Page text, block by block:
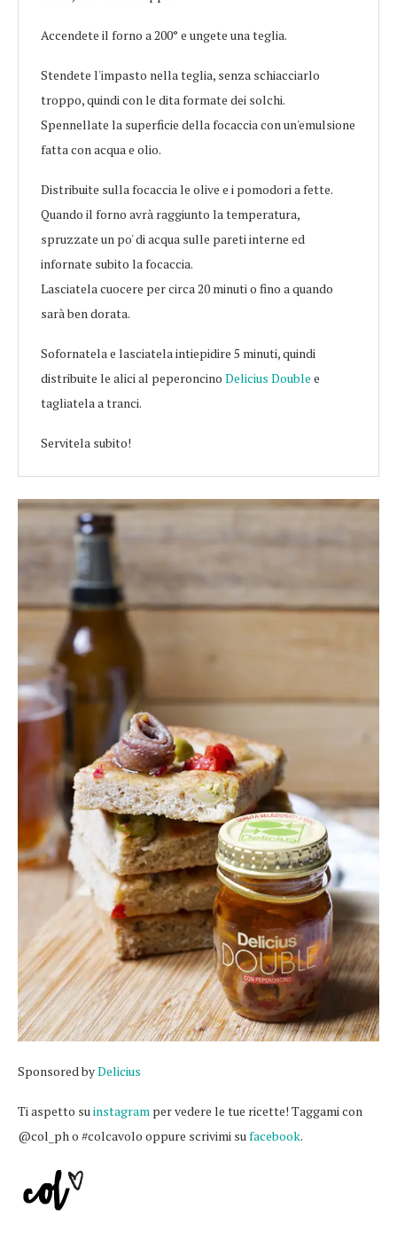
Accendete il forno a 200° e ungete una teglia.
Stendete l'impasto nella teglia, senza schiacciarlo
troppo, quindi con le dita formate dei solchi.
Spennellate la superficie della focaccia con un'emulsione
fatta con acqua e olio.
Distribuite sulla focaccia le olive e i pomodori a fette.
Quando il forno avrà raggiunto la temperatura,
spruzzate un po' di acqua sulle pareti interne ed
infornate subito la focaccia.
Lasciatela cuocere per circa 20 minuti o fino a quando
sarà ben dorata.
Sofornatela e lasciatela intiepidire 5 minuti, quindi
distribuite le alici al peperoncino Delicius Double e
tagliatela a tranci.
Servitela subito!
Sponsored byDelicius
Ti aspetto suinstagram per vedere le tue ricette! Taggami con
@col_ph o #colcavolo oppure scrivimi sufacebook.